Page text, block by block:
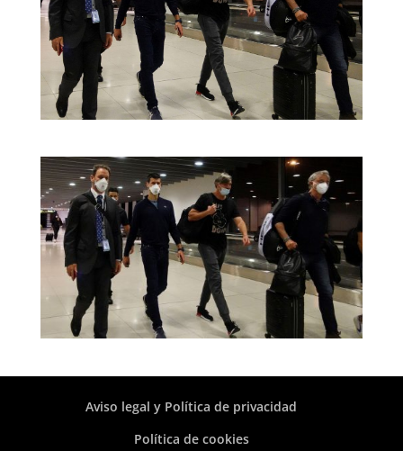
Aviso legal y Política de privacidad
Política de cookies